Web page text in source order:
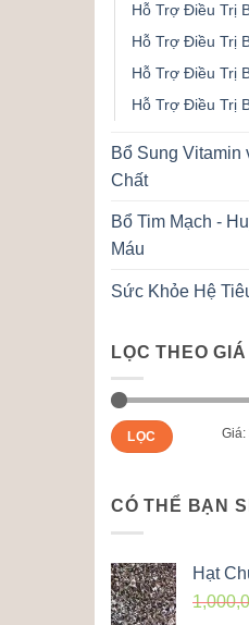
Hỗ Trợ Điều Trị
Hỗ Trợ Điều Trị
Hỗ Trợ Điều Trị
Hỗ Trợ Điều Trị
Bổ Sung Vitamin
Chất
Bổ Tim Mạch -
Máu
Sức Khỏe Hệ
LỌC THEO GIÁ
Giá
tối
thiểu
Giá
tối
đa
LỌC Giá:
CÓ THỂ BẠN
Hạt